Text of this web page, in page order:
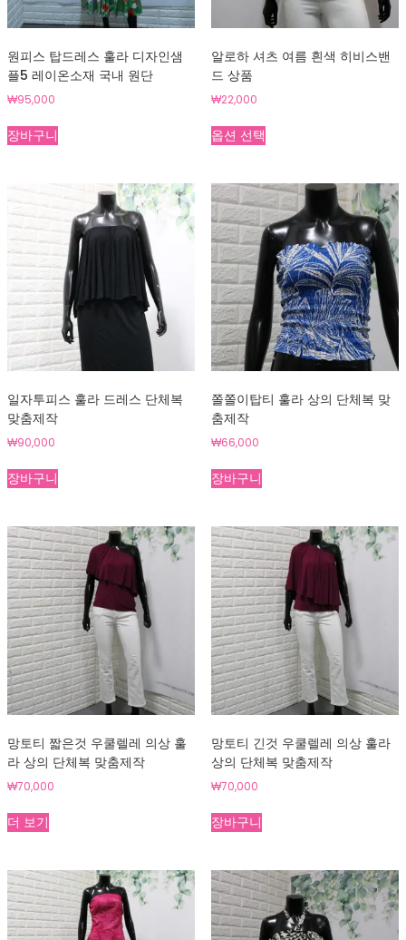
습
니
습
니
원피스 탑드레스 훌라 디자인샘
플5 레이온소재 국내 원단
₩95,000
장바구니
알로하 셔츠 여름 흰색 히비스밴
드 상품
₩22,000
옵션 선택
여
러
품
옵
션
이
이
상
품
에
있
습
니
상
서
옵
션
을
선
택
할
수
있
습
니
일자투피스 훌라 드레스 단체복
맞춤제작
₩90,000
장바구니
쫄쫄이탑티 훌라 상의 단체복 맞
춤제작
₩66,000
장바구니
망토티 짧은것 우쿨렐레 의상 훌
라 상의 단체복 맞춤제작
₩70,000
더 보기
망토티 긴것 우쿨렐레 의상 훌라
상의 단체복 맞춤제작
₩70,000
장바구니